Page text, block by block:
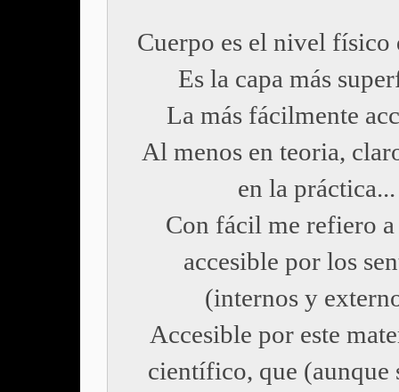
Cuerpo es el nivel físico
Es la capa más
La más fácilmente
Al menos en teoria,
en la práctica...
Con fácil me refiero a
accesible por los
(internos y
Accesible por este
científico, que (aunque